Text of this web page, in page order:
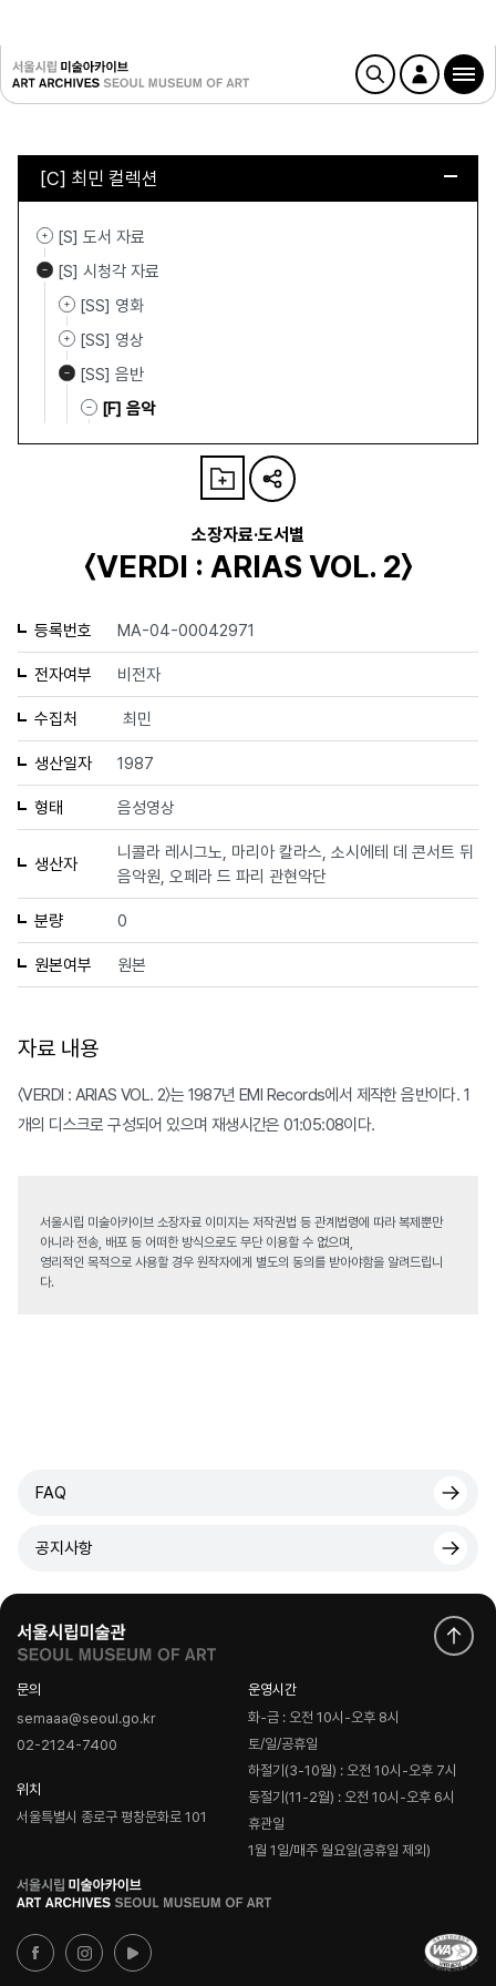
[C] 최민 컬렉션
[S] 도서 자료
[S] 시청각 자료
[SS] 영화
[SS] 영상
[SS] 음반
[F] 음악
소장자료·도서별
〈VERDI : ARIAS VOL. 2〉
등록번호 MA-04-00042971
전자여부 비전자
수집처 최민
생산일자 1987
형태 음성영상
생산자
니콜라 레시그노, 마리아 칼라스, 소시에테 데 콘서트 뒤
음악원, 오페라 드 파리 관현악단
분량 0
원본여부 원본
자료 내용
〈VERDI : ARIAS VOL. 2〉는 1987년 EMI Records에서 제작한 음반이다. 1
개의 디스크로 구성되어 있으며 재생시간은 01:05:08이다.
서울시립 미술아카이브 소장자료 이미지는 저작권법 등 관계법령에 따라 복제뿐만
아니라 전송, 배포 등 어떠한 방식으로도 무단 이용할 수 없으며,
영리적인 목적으로 사용할 경우 원작자에게 별도의 동의를 받아야함을 알려드립니
다.
FAQ
공지사항
문의
semaaa@seoul.go.kr
02-2124-7400
위치
서울특별시 종로구 평창문화로 101
운영시간
화-금 : 오전 10시-오후 8시
토/일/공휴일
하절기(3-10월) : 오전 10시-오후 7시
동절기(11-2월) : 오전 10시-오후 6시
휴관일
1월 1일/매주 월요일(공휴일 제외)
로
고